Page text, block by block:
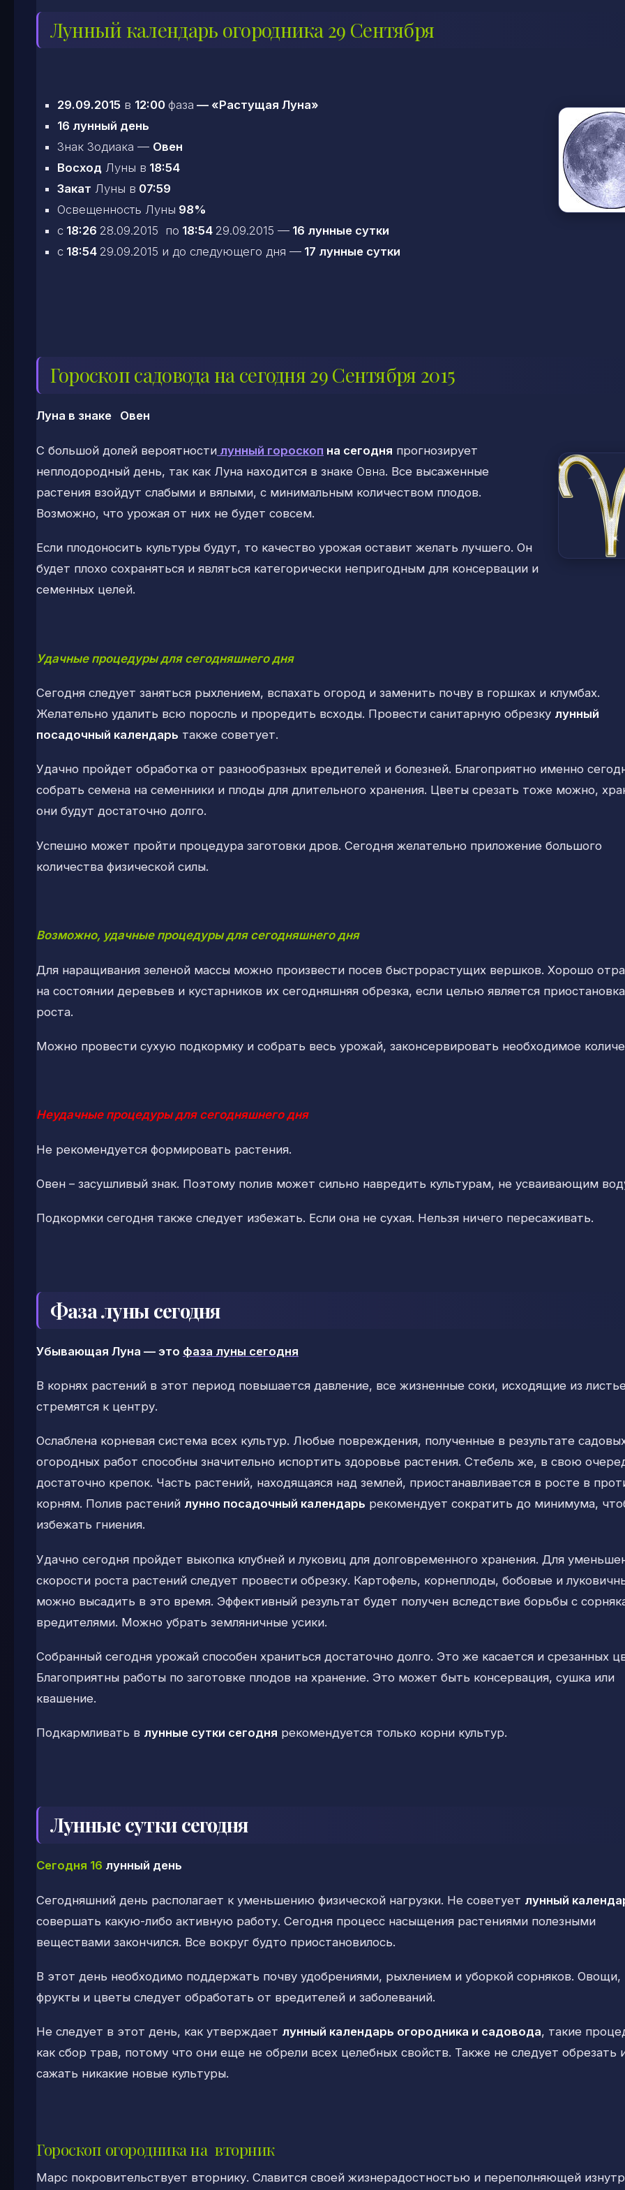
Лунный календарь огородника 29 Сентября
29.09.2015 в 12:00 фаза — «Растущая Луна»
16 лунный день
Знак Зодиака — Овен
Восход Луны в 18:54
Закат Луны в 07:59
Освещенность Луны 98%
c 18:26 28.09.2015 по 18:54 29.09.2015 — 16 лунные сутки
c 18:54 29.09.2015 и до следующего дня — 17 лунные сутки
Гороскоп садовода на сегодня 29 Сентября 2015
Луна в знаке Овен
С большой долей вероятности лунный гороскоп на сегодня прогнозирует
неплодородный день, так как Луна находится в знаке Овна. Все высаженные
растения взойдут слабыми и вялыми, с минимальным количеством плодов.
Возможно, что урожая от них не будет совсем.
Если плодоносить культуры будут, то качество урожая оставит желать лучшего. Он
будет плохо сохраняться и являться категорически непригодным для консервации и
семенных целей.
Удачные процедуры для сегодняшнего дня
Сегодня следует заняться рыхлением, вспахать огород и заменить почву в горшках и клумбах.
Желательно удалить всю поросль и проредить всходы. Провести санитарную обрезку лунный
посадочный календарь также советует.
Удачно пройдет обработка от разнообразных вредителей и болезней. Благоприятно именно
собрать семена на семенники и плоды для длительного хранения. Цветы срезать тоже можно,
они будут достаточно долго.
Успешно может пройти процедура заготовки дров. Сегодня желательно приложение большого
количества физической силы.
Возможно, удачные процедуры для сегодняшнего дня
Для наращивания зеленой массы можно произвести посев быстрорастущих вершков. Хорошо
на состоянии деревьев и кустарников их сегодняшняя обрезка, если целью является приостановка
роста.
Можно провести сухую подкормку и собрать весь урожай, законсервировать необходимое
Неудачные процедуры для сегодняшнего дня
Не рекомендуется формировать растения.
Овен – засушливый знак. Поэтому полив может сильно навредить культурам, не усваивающим
Подкормки сегодня также следует избежать. Если она не сухая. Нельзя ничего пересаживать.
Фаза луны сегодня
Убывающая Луна — это фаза луны сегодня
В корнях растений в этот период повышается давление, все жизненные соки, исходящие из
стремятся к центру.
Ослаблена корневая система всех культур. Любые повреждения, полученные в результате
огородных работ способны значительно испортить здоровье растения. Стебель же, в свою
достаточно крепок. Часть растений, находящаяся над землей, приостанавливается в росте в
корням. Полив растений лунно посадочный календарь рекомендует сократить до минимума,
избежать гниения.
Удачно сегодня пройдет выкопка клубней и луковиц для долговременного хранения. Для
скорости роста растений следует провести обрезку. Картофель, корнеплоды, бобовые и
можно высадить в это время. Эффективный результат будет получен вследствие борьбы с
вредителями. Можно убрать земляничные усики.
Собранный сегодня урожай способен храниться достаточно долго. Это же касается и срезанных
Благоприятны работы по заготовке плодов на хранение. Это может быть консервация, сушка или
квашение.
Подкармливать в лунные сутки сегодня рекомендуется только корни культур.
Лунные сутки сегодня
Сегодня 16 лунный день
Сегодняшний день располагает к уменьшению физической нагрузки. Не советует лунный
совершать какую-либо активную работу. Сегодня процесс насыщения растениями полезными
веществами закончился. Все вокруг будто приостановилось.
В этот день необходимо поддержать почву удобрениями, рыхлением и уборкой сорняков. Овощи,
фрукты и цветы следует обработать от вредителей и заболеваний.
Не следует в этот день, как утверждает лунный календарь огородника и садовода, такие
как сбор трав, потому что они еще не обрели всех целебных свойств. Также не следует обрезать
сажать никакие новые культуры.
Гороскоп огородника на вторник
Марс покровительствует вторнику. Славится своей жизнерадостностью и переполняющей